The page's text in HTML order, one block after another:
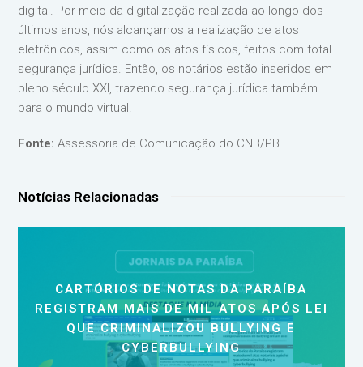
digital. Por meio da digitalização realizada ao longo dos
últimos anos, nós alcançamos a realização de atos
eletrônicos, assim como os atos físicos, feitos com total
segurança jurídica. Então, os notários estão inseridos em
pleno século XXI, trazendo segurança jurídica também
para o mundo virtual.
Fonte:Assessoria de Comunicação do CNB/PB.
Notícias Relacionadas
CARTÓRIOS DE NOTAS DA PARAÍBA
REGISTRAM MAIS DE MIL ATOS APÓS LEI
QUE CRIMINALIZOU BULLYING E
CYBERBULLYING